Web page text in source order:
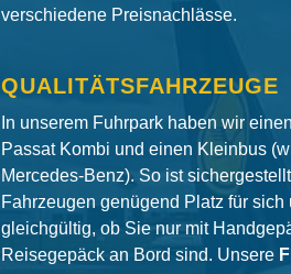
verschiedene Preisnachlässe.
QUALITÄTSFAHRZEUGE
In unserem Fuhrpark haben wir
Passat Kombi und einen Kleinbus
Mercedes-Benz). So ist
Fahrzeugen genügend Platz für sich
gleichgültig, ob Sie nur mit
Reisegepäck an Bord sind. Unsere